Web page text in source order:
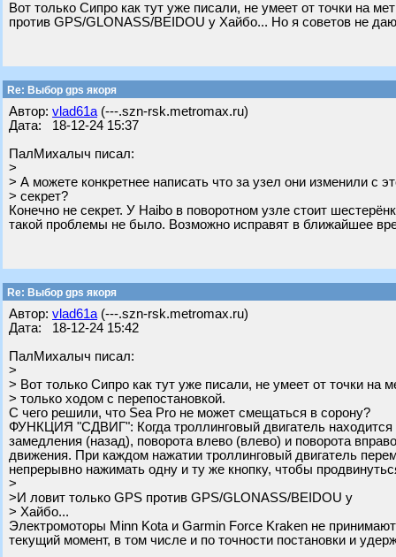
Вот только Сипро как тут уже писали, не умеет от точки на
против GPS/GLONASS/BEIDOU у Хайбо... Но я советов не
Re: Выбор gps якоря
Автор: vlad61a (---.szn-rsk.metromax.ru)
Дата: 18-12-24 15:37
ПалМихалыч писал:
>
> А можете конкретнее написать что за узел они изменили с
> секрет?
Конечно не секрет. У Haibo в поворотном узле стоит
такой проблемы не было. Возможно исправят в ближайшее
Re: Выбор gps якоря
Автор: vlad61a (---.szn-rsk.metromax.ru)
Дата: 18-12-24 15:42
ПалМихалыч писал:
>
> Вот только Сипро как тут уже писали, не умеет от точки на
> только ходом с перепостановкой.
С чего решили, что Sea Pro не может смещаться в сорону?
ФУНКЦИЯ "СДВИГ": Когда троллинговый двигатель находится
замедления (назад), поворота влево (влево) и поворота
движения. При каждом нажатии троллинговый двигатель
непрерывно нажимать одну и ту же кнопку, чтобы
>
>И ловит только GPS против GPS/GLONASS/BEIDOU у
> Хайбо...
Электромоторы Minn Kota и Garmin Force Kraken не
текущий момент, в том числе и по точности постановки и